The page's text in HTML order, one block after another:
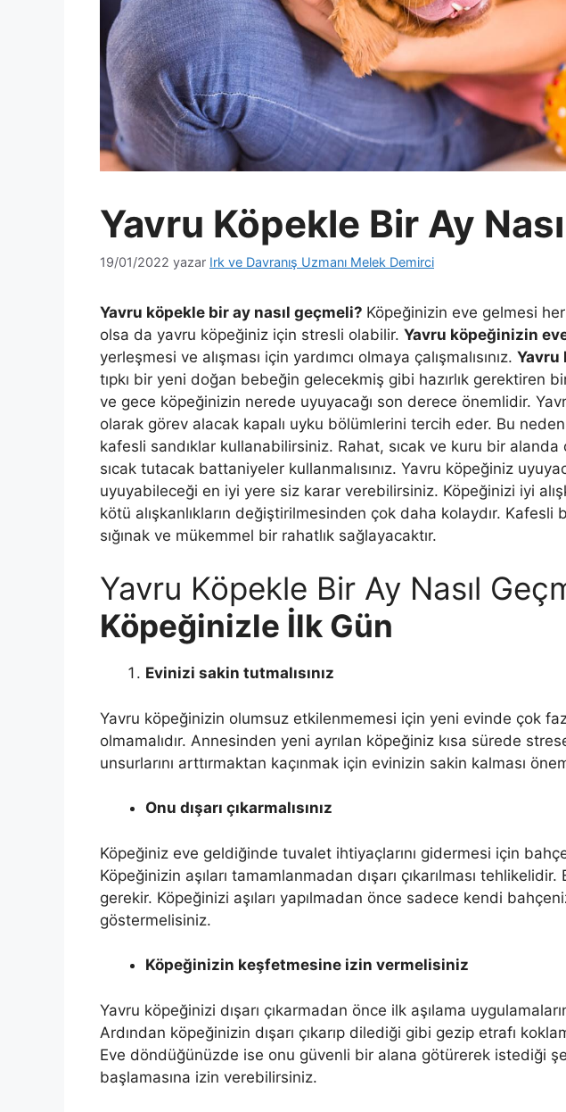
Yavru Köpekle Bir Ay
19/01/2022 yazar Irk ve Davranış Uzmanı Melek Demirci
Yavru köpekle bir ay nasıl geçmeli? Köpeğinizin eve gelmesi
olsa da yavru köpeğiniz için stresli olabilir. Yavru köpeğinizin
yerleşmesi ve alışması için yardımcı olmaya çalışmalısınız. Yavru
tıpkı bir yeni doğan bebeğin gelecekmiş gibi hazırlık gerektiren
ve gece köpeğinizin nerede uyuyacağı son derece önemlidir.
olarak görev alacak kapalı uyku bölümlerini tercih eder. Bu
kafesli sandıklar kullanabilirsiniz. Rahat, sıcak ve kuru bir alanda
sıcak tutacak battaniyeler kullanmalısınız. Yavru köpeğiniz
uyuyabileceği en iyi yere siz karar verebilirsiniz. Köpeğinizi iyi
kötü alışkanlıkların değiştirilmesinden çok daha kolaydır. Kafesli
sığınak ve mükemmel bir rahatlık sağlayacaktır.
Yavru Köpekle Bir Ay Nasıl
Köpeğinizle İlk Gün
Evinizi sakin tutmalısınız
Yavru köpeğinizin olumsuz etkilenmemesi için yeni evinde çok
olmamalıdır. Annesinden yeni ayrılan köpeğiniz kısa sürede
unsurlarını arttırmaktan kaçınmak için evinizin sakin kalması
Onu dışarı çıkarmalısınız
Köpeğiniz eve geldiğinde tuvalet ihtiyaçlarını gidermesi için
Köpeğinizin aşıları tamamlanmadan dışarı çıkarılması
gerekir. Köpeğinizi aşıları yapılmadan önce sadece kendi
göstermelisiniz.
Köpeğinizin keşfetmesine izin vermelisiniz
Yavru köpeğinizi dışarı çıkarmadan önce ilk aşılama
Ardından köpeğinizin dışarı çıkarıp dilediği gibi gezip etrafı
Eve döndüğünüzde ise onu güvenli bir alana götürerek istediği
başlamasına izin verebilirsiniz.